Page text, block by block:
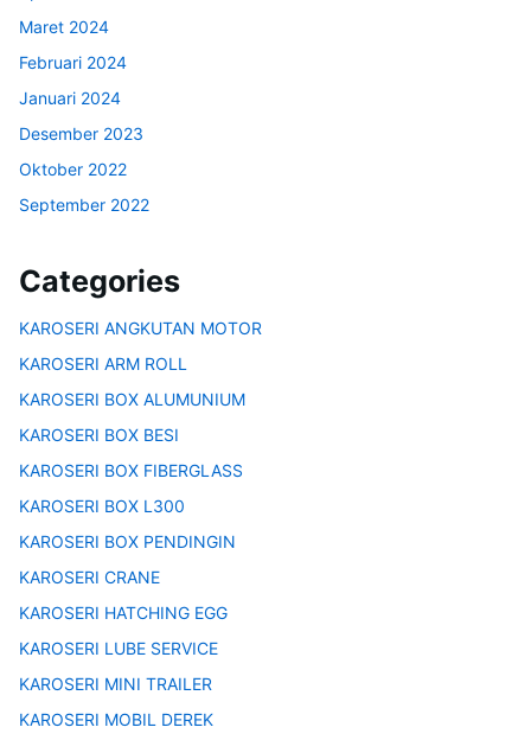
Maret 2024
Februari 2024
Januari 2024
Desember 2023
Oktober 2022
September 2022
Categories
KAROSERI ANGKUTAN MOTOR
KAROSERI ARM ROLL
KAROSERI BOX ALUMUNIUM
KAROSERI BOX BESI
KAROSERI BOX FIBERGLASS
KAROSERI BOX L300
KAROSERI BOX PENDINGIN
KAROSERI CRANE
KAROSERI HATCHING EGG
KAROSERI LUBE SERVICE
KAROSERI MINI TRAILER
KAROSERI MOBIL DEREK